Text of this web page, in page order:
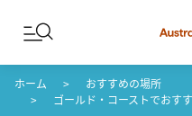
コンテンツへスキップ
フッターナビゲーションへス
ホーム
おすすめの場所
ゴールド・コーストでおす